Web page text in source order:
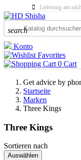
Lieferung am
search
Konto
Favorites
0 Cart
Get advice by
Startseite
Marken
Three Kings
Three Kings
KATEGORIEN
Sortieren nach
Auswählen